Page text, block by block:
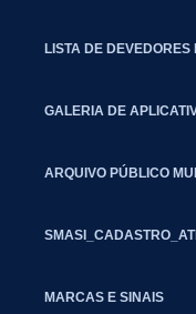
LISTA DE DEVEDORES
GALERIA DE
ARQUIVO PÚBLICO
MARCAS E SINAIS